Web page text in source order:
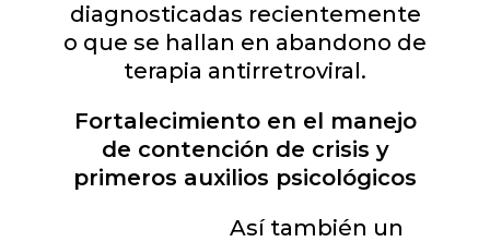
diagnosticadas recientemente
o que se hallan en abandono de
terapia antirretroviral.
Fortalecimiento en el manejo
de contención de crisis y
primeros auxilios psicológicos
Así también un